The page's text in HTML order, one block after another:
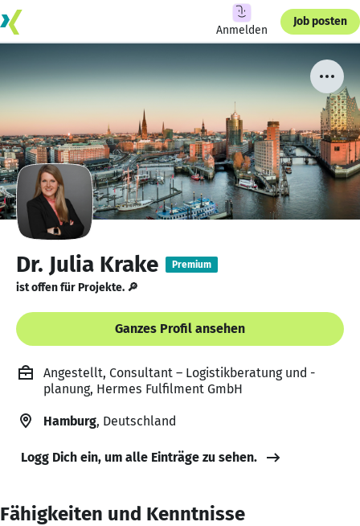
Anmelden
Job posten
Dr. Julia Krake Premium
ist offen für Projekte. 🔎
Ganzes Profil ansehen
Angestellt, Consultant – Logistikberatung und -
planung, Hermes Fulfilment GmbH
Hamburg, Deutschland
Logg Dich ein, um alle Einträge zu sehen.
Fähigkeiten und Kenntnisse